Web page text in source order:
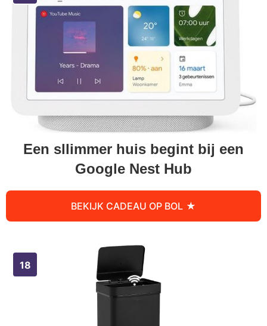
Een sllimmer huis begint bij een
Google Nest Hub
BEKIJK CADEAU OP BOL